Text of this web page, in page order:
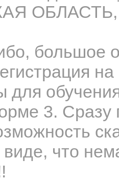
для
3. Сразу
что